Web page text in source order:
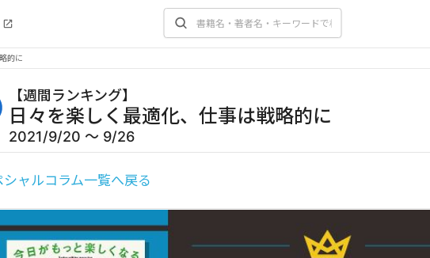
的に
【週間ランキング】
日々を楽しく最適化、仕事は戦略的に
2021/9/20 〜 9/26
シャルコラム一覧へ戻る